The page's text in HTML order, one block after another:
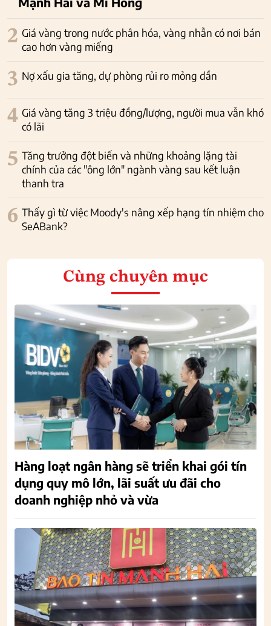
2 Giá vàng trong nước phân hóa, vàng nhẫn có nơi bán
cao hơn vàng miếng
3 Nợ xấu gia tăng, dự phòng rủi ro mỏng dần
4 Giá vàng tăng 3 triệu đồng/lượng, người mua vẫn khó
có lãi
5 Tăng trưởng đột biến và những khoảng lặng tài
chính của các "ông lớn" ngành vàng sau kết luận
thanh tra
6 Thấy gì từ việc Moody's nâng xếp hạng tín nhiệm cho
SeABank?
Cùng chuyên mục
Hàng loạt ngân hàng sẽ triển khai gói tín
dụng quy mô lớn, lãi suất ưu đãi cho
doanh nghiệp nhỏ và vừa